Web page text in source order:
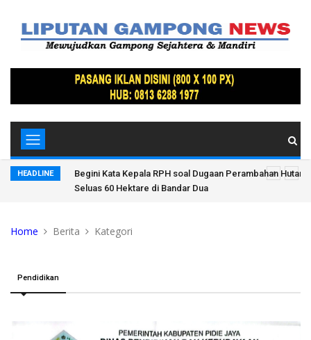
HEADLINE
Siapa Dalang Dibalik Dugaan Alih Fungsi Lahan Kawasan
Dua Pidie Jaya?
Home Berita Kategori
Pendidikan